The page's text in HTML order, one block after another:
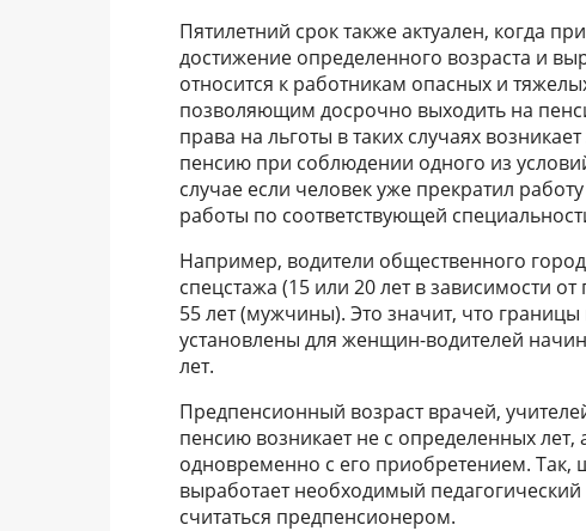
Пятилетний срок также актуален, когда
достижение определенного возраста и
относится к работникам опасных и
позволяющим досрочно выходить на
права на льготы в таких случаях
пенсию при соблюдении одного из
случае если человек уже прекратил
работы по соответствующей
Например, водители общественного
спецстажа (15 или 20 лет в зависимости
55 лет (мужчины). Это значит, что
установлены для женщин-водителей
лет.
Предпенсионный возраст врачей,
пенсию возникает не с определенных
одновременно с его приобретением. Так,
выработает необходимый
считаться предпенсионером.